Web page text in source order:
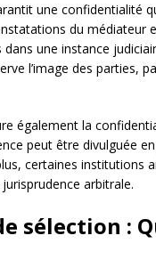
une confidentialité
du médiateur
dans une instance
l’image des parties,
également la
peut être divulguée
certaines institutions
arbitrale.
sélection :